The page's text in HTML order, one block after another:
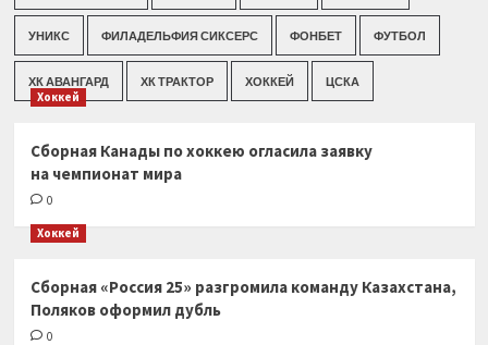
УНИКС ФИЛАДЕЛЬФИЯ СИКСЕРС ФОНБЕТ ФУТБОЛ
ХК АВАНГАРД ХК ТРАКТОР ХОККЕЙ ЦСКА
Хоккей
Сборная Канады по хоккею огласила заявку
на чемпионат мира
0
Хоккей
Сборная «Россия 25» разгромила команду Казахстана,
Поляков оформил дубль
0